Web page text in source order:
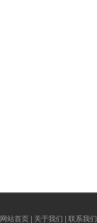
网站首页 关于我们 联系我们